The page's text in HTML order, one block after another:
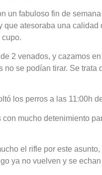
un fabuloso fin de
que atesoraba una
cupo.
2 venados, y cazamos
se podían tirar. Se
los perros a las 11:00h
mucho detenimiento
el rifle por este
ya no vuelven y se